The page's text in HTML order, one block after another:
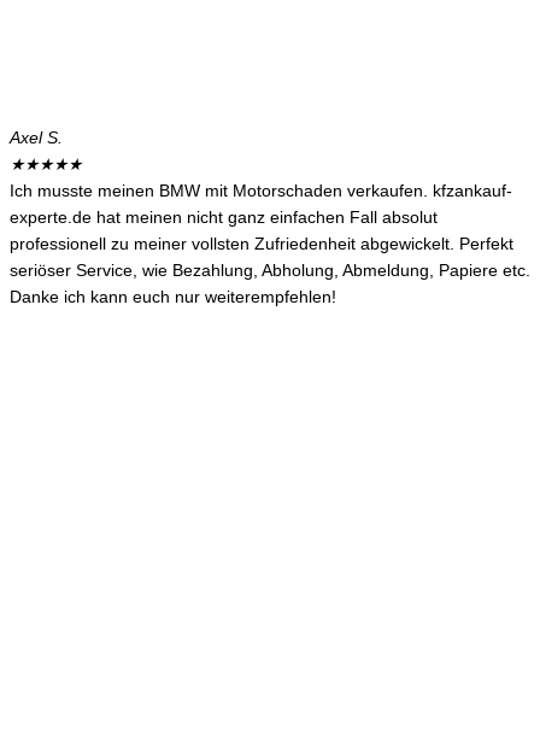
Axel S.
★★★★★
Ich musste meinen BMW mit Motorschaden verkaufen. kfzankauf-
experte.de hat meinen nicht ganz einfachen Fall absolut
professionell zu meiner vollsten Zufriedenheit abgewickelt. Perfekt
seriöser Service, wie Bezahlung, Abholung, Abmeldung, Papiere etc.
Danke ich kann euch nur weiterempfehlen!